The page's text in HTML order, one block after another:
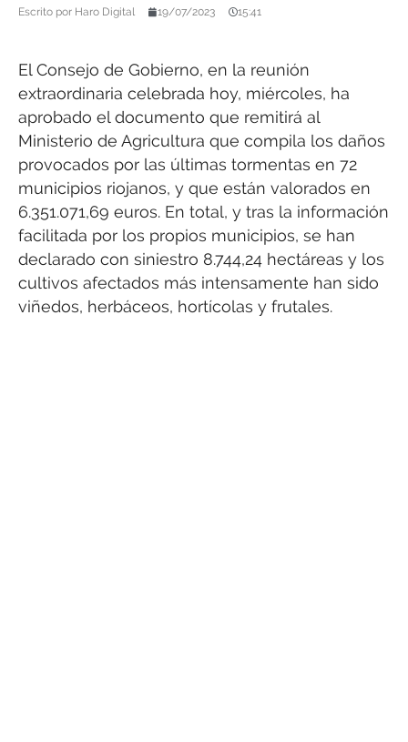
Escrito por Haro Digital 19/07/2023 15:41
El Consejo de Gobierno, en la reunión
extraordinaria celebrada hoy, miércoles, ha
aprobado el documento que remitirá al
Ministerio de Agricultura que compila los daños
provocados por las últimas tormentas en 72
municipios riojanos, y que están valorados en
6.351.071,69 euros. En total, y tras la información
facilitada por los propios municipios, se han
declarado con siniestro 8.744,24 hectáreas y los
cultivos afectados más intensamente han sido
viñedos, herbáceos, hortícolas y frutales.